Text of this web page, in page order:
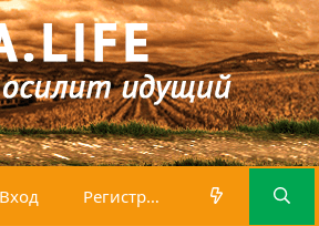
Вход Регистрация